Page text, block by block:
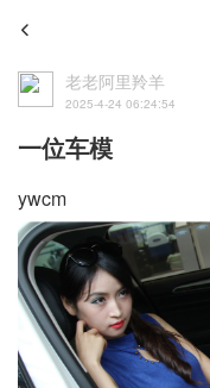
老老阿里羚羊
2025-4-24 06:24:54
一位车模
ywcm